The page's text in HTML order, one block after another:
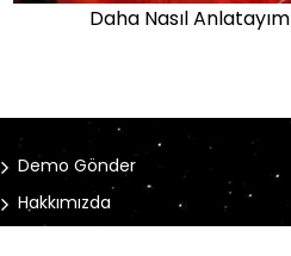
Daha Nasıl Anlatayım
Demo Gönder
Hakkımızda